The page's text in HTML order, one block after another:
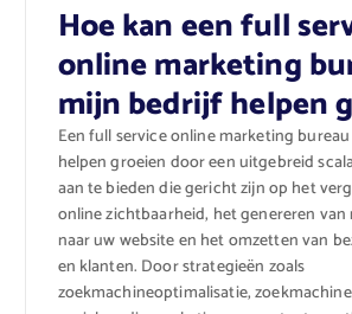
Hoe kan een full
online marketing
mijn bedrijf helpen
Een full service online marketing
helpen groeien door een uitgebreid
aan te bieden die gericht zijn op het
online zichtbaarheid, het genereren van
naar uw website en het omzetten van
en klanten. Door strategieën zoals
zoekmachineoptimalisatie,